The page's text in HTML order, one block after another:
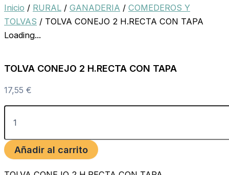
Inicio / RURAL / GANADERIA / COMEDEROS Y
TOLVAS / TOLVA CONEJO 2 H.RECTA CON TAPA
Loading...
TOLVA CONEJO 2 H.RECTA CON TAPA
17,55 €
Añadir al carrito